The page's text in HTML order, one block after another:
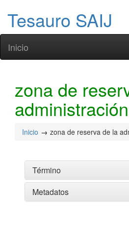
Tesauro SAIJ
Inicio
zona de
administración
Inicio zona de reserva de la
Término
Metadatos